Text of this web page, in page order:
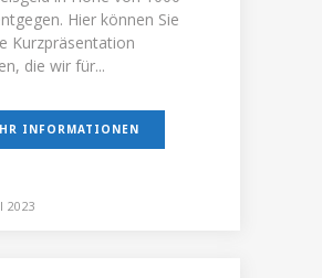
Hier können Sie
Kurzpräsentation
die wir für...
INFORMATIONEN
2023